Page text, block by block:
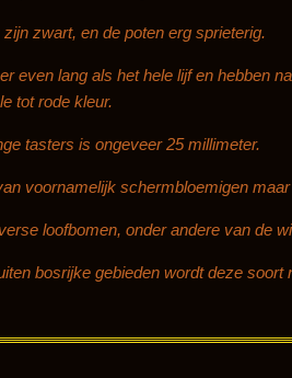
zwart, en de poten erg sprieterig.
even lang als het hele lijf en hebben
tot rode kleur.
tasters is ongeveer 25 millimeter.
voornamelijk schermbloemigen
loofbomen, onder andere van de
bosrijke gebieden wordt deze soort